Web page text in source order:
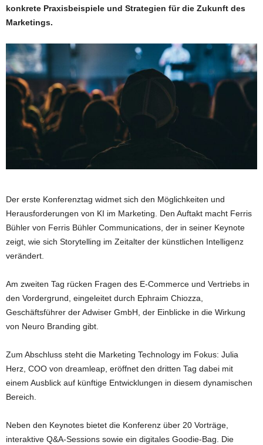
konkrete Praxisbeispiele und Strategien für die Zukunft des
Marketings.
Der erste Konferenztag widmet sich den Möglichkeiten und
Herausforderungen von KI im Marketing. Den Auftakt macht Ferris
Bühler von Ferris Bühler Communications, der in seiner Keynote
zeigt, wie sich Storytelling im Zeitalter der künstlichen Intelligenz
verändert.
Am zweiten Tag rücken Fragen des E-Commerce und Vertriebs in
den Vordergrund, eingeleitet durch Ephraim Chiozza,
Geschäftsführer der Adwiser GmbH, der Einblicke in die Wirkung
von Neuro Branding gibt.
Zum Abschluss steht die Marketing Technology im Fokus: Julia
Herz, COO von dreamleap, eröffnet den dritten Tag dabei mit
einem Ausblick auf künftige Entwicklungen in diesem dynamischen
Bereich.
Neben den Keynotes bietet die Konferenz über 20 Vorträge,
interaktive Q&A-Sessions sowie ein digitales Goodie-Bag. Die